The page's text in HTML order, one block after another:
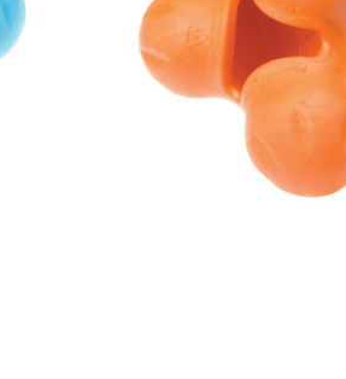
Пищевые
ингредиенты
Растительное